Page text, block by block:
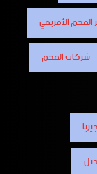
الأفريقي
شركات الفحم